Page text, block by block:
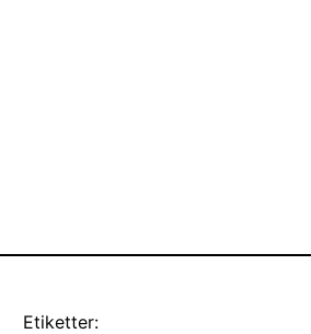
Etiketter: